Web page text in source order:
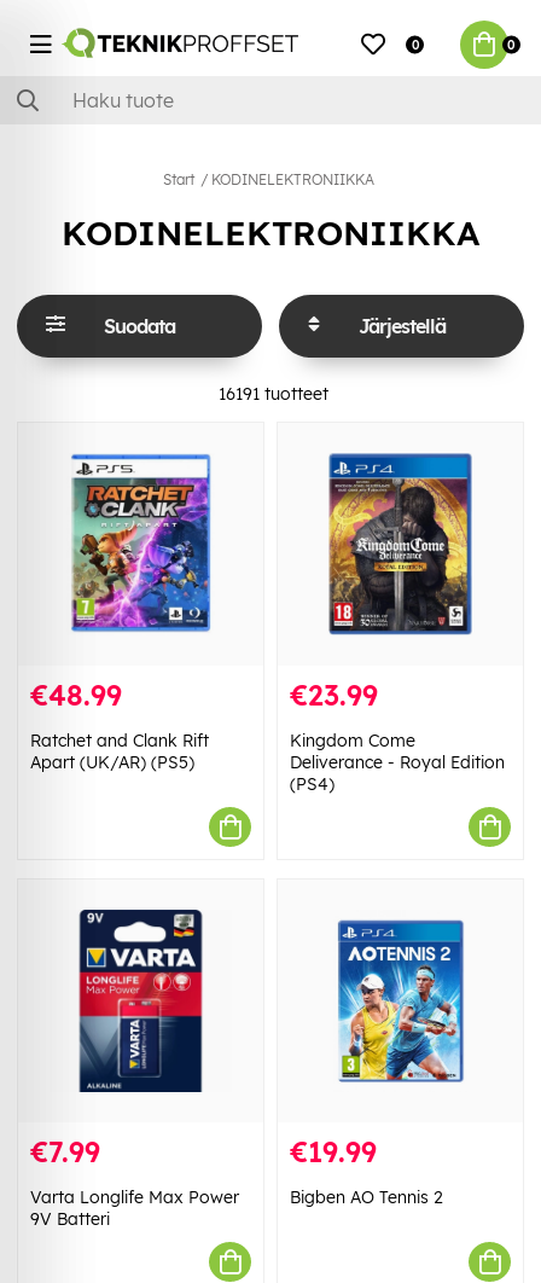
0 0
Start KODINELEKTRONIIKKA
KODINELEKTRONIIKKA
Suodata Järjestellä
16191tuotteet
€48.99
Ratchet and Clank Rift
Apart (UK/AR) (PS5)
€23.99
Kingdom Come
Deliverance - Royal Edition
(PS4)
€7.99
Varta Longlife Max Power
9V Batteri
€19.99
Bigben AO Tennis 2